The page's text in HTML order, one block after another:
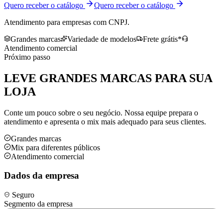
Quero receber o catálogo
Quero receber o catálogo
Atendimento para empresas com CNPJ.
Grandes marcas
Variedade de modelos
Frete grátis*
Atendimento comercial
Próximo passo
LEVE GRANDES MARCAS PARA SUA
LOJA
Conte um pouco sobre o seu negócio. Nossa equipe prepara o
atendimento e apresenta o mix mais adequado para seus clientes.
Grandes marcas
Mix para diferentes públicos
Atendimento comercial
Dados da empresa
Seguro
Segmento da empresa